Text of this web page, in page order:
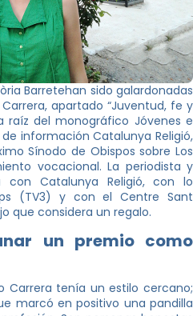
Barretehan sido galardonadas
apartado “Juventud, fe y
raíz del monográfico Jóvenes e
información Catalunya Religió,
Sínodo de Obispos sobre Los
vocacional. La periodista y
con Catalunya Religió, con lo
(TV3) y con el Centre Sant
que considera un regalo.
un premio como
Carrera tenía un estilo cercano;
marcó en positivo una pandilla